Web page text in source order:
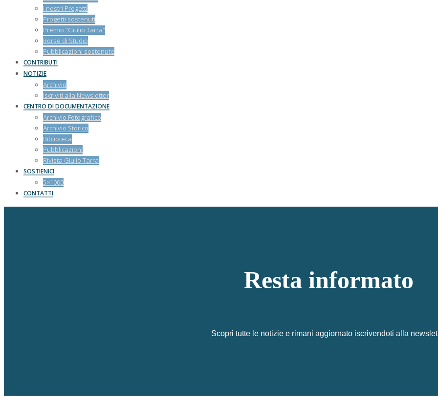
I nostri Progetti
Progetti sostenuti
Premio “Giulio Tarra”
Borse di Studio
Pubblicazioni sostenute
CONTRIBUTI
NOTIZIE
Archivio
Iscriviti alla Newsletter
CENTRO DI DOCUMENTAZIONE
Archivio Fotografico
Archivio Storico
Biblioteca
Pubblicazioni
Rivista Giulio Tarra
SOSTIENICI
5×1000
CONTATTI
Resta informato
Scopri tutte le notizie e rimani aggiornato iscrivendoti alla